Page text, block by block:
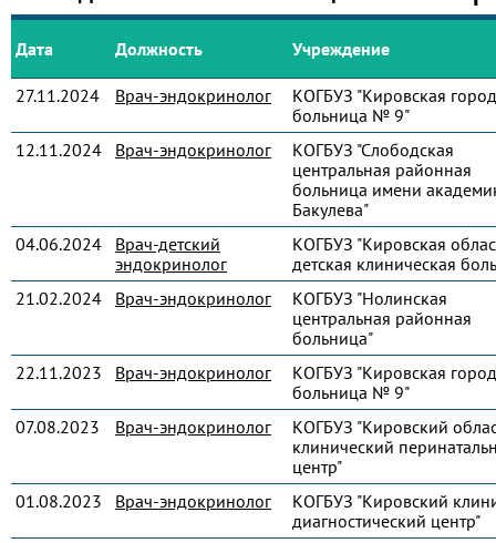
Дата Должность Учреждение
27.11.2024 Врач-эндокринолог
КОГБУЗ "Кировская
больница № 9"
12.11.2024
Врач-эндокринолог
КОГБУЗ "Слободская
центральная районная
больница имени
Бакулева"
04.06.2024
Врач-детский
эндокринолог
КОГБУЗ "Кировская
детская клиническая
21.02.2024
Врач-эндокринолог
КОГБУЗ "Нолинская
центральная районная
больница"
22.11.2023
Врач-эндокринолог
КОГБУЗ "Кировская
больница № 9"
07.08.2023
Врач-эндокринолог
КОГБУЗ "Кировский
клинический
центр"
01.08.2023
Врач-эндокринолог
КОГБУЗ "Кировский
диагностический центр"